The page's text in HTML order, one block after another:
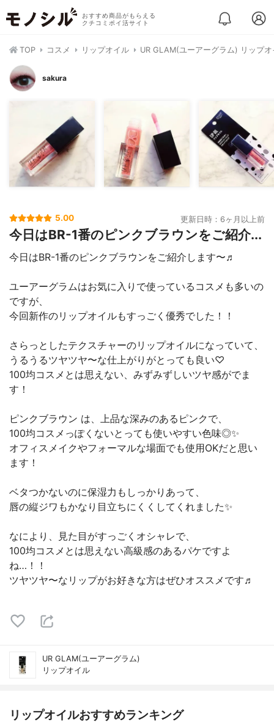
おすすめ商品がもらえる
クチコミポイ活サイト
TOP コスメ リップオイル UR GLAM(ユーアーグラム) リップオ
sakura
5.00 更新日時：6ヶ月以上前
今日はBR-1番のピンクブラウンをご紹介...
今日はBR-1番のピンクブラウンをご紹介します〜♬
ユーアーグラムはお気に入りで使っているコスメも多いの
ですが、
今回新作のリップオイルもすっごく優秀でした！！
さらっとしたテクスチャーのリップオイルになっていて、
うるうるツヤツヤ〜な仕上がりがとっても良い♡
100均コスメとは思えない、みずみずしいツヤ感がでま
す！
ピンクブラウン は、上品な深みのあるピンクで、
100均コスメっぽくないとっても使いやすい色味◎✨
オフィスメイクやフォーマルな場面でも使用OKだと思い
ます！
ベタつかないのに保湿力もしっかりあって、
唇の縦ジワもかなり目立ちにくくしてくれました✨
なにより、見た目がすっごくオシャレで、
100均コスメとは思えない高級感のあるパケですよ
ね…！！
ツヤツヤ〜なリップがお好きな方はぜひオススメです♬
UR GLAM(ユーアーグラム)
リップオイル
リップオイルおすすめランキング